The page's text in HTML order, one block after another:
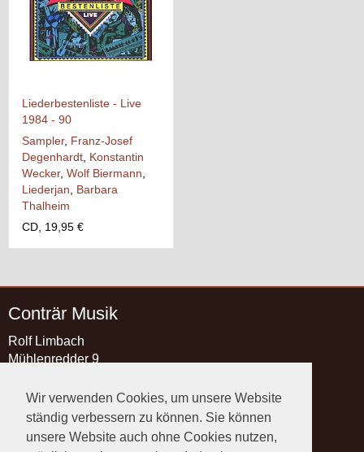
Wir verwenden Cookies, um unsere Website
ständig verbessern zu können. Sie können
unsere Website auch ohne Cookies nutzen,
Liederbestenliste - Live
1984 - 90
Sampler, Franz-Josef
Degenhardt, Konstantin
Wecker, Wolf Biermann,
Liederjan, Barbara
Thalheim
CD, 19,95 €
Conträr Musik
Rolf Limbach
Mühlenredder 9
Kontakt
Telefon:+49 4151 89 89 37
Telefax: +49 4151 89 89 38